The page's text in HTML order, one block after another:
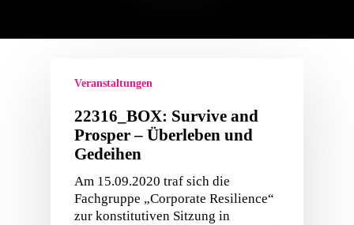
Veranstaltungen
22316_BOX: Survive and
Prosper – Überleben und
Gedeihen
Am 15.09.2020 traf sich die
Fachgruppe „Corporate Resilience“
zur konstitutiven Sitzung in